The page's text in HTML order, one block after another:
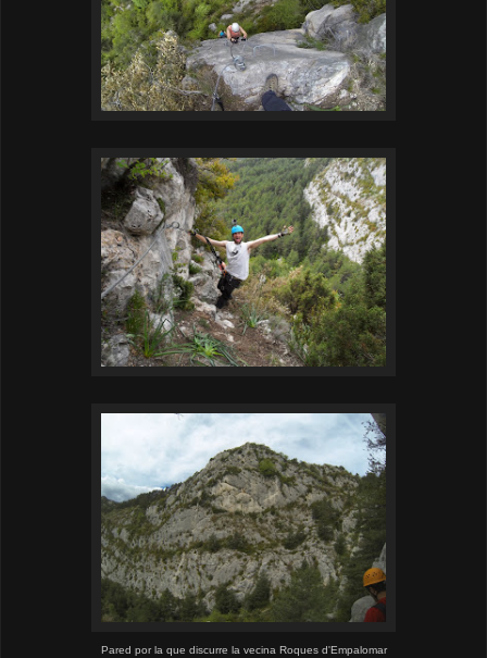
Pared por la que discurre la vecina Roques d'Empalomar